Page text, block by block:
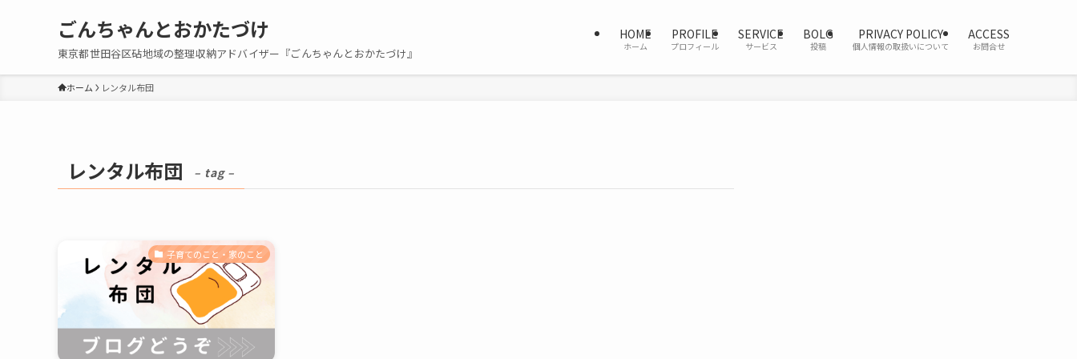
ごんちゃんとおかたづけ
東京都世田谷区砧地域の整理収納アドバイザー『ごんちゃんとおかたづけ』
HOME
ホーム
PROFILE
プロフィール
SERVICE
サービス
BOLG
投稿
PRIVACY POLICY
個人情報の取扱いについて
ACCESS
お問合せ
ホーム レンタル布団
レンタル布団 – tag –
子育てのこと・家のこと